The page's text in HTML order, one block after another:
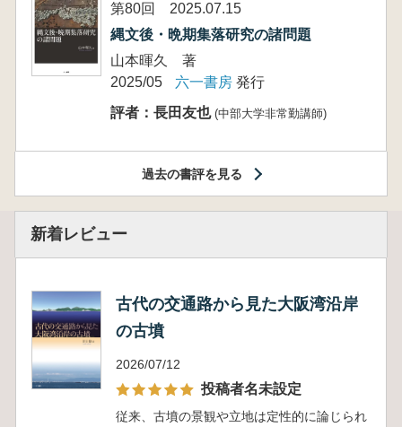
第80回 2025.07.15
縄文後・晩期集落研究の諸問題
山本暉久 著
2025/05
六一書房 発行
評者：長田友也 (中部大学非常勤講師)
過去の書評を見る
新着レビュー
古代の交通路から見た大阪湾沿岸
の古墳
2026/07/12
投稿者名未設定
従来、古墳の景観や立地は定性的に論じられ